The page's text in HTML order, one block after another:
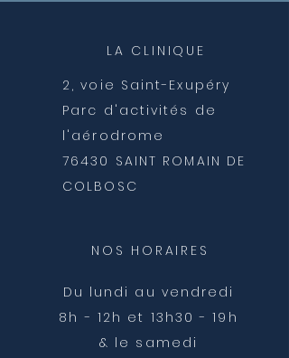
LA CLINIQUE
2, voie Saint-Exupéry
Parc d'activités de
l'aérodrome
76430 SAINT ROMAIN DE
COLBOSC
NOS HORAIRES
Du lundi au vendredi
8h - 12h et 13h30 - 19h
& le samedi